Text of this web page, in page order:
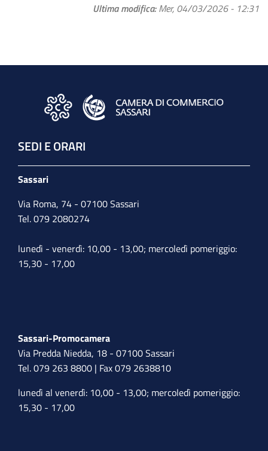
Ultima modifica Mer, 04/03/2026 - 12:31
SEDI E ORARI
Sassari
Via Roma, 74 - 07100 Sassari
Tel. 079 2080274
lunedì - venerdì: 10,00 - 13,00; mercoledì pomeriggio:
15,30 - 17,00
Sassari-Promocamera
Via Predda Niedda, 18 - 07100 Sassari
Tel. 079 263 8800 | Fax 079 2638810
lunedì al venerdì: 10,00 - 13,00; mercoledì pomeriggio:
15,30 - 17,00